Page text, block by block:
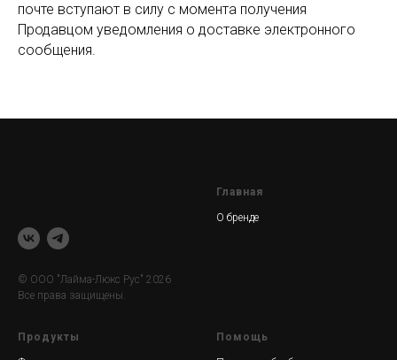
почте вступают в силу с момента получения
Продавцом уведомления о доставке электронного
сообщения.
© ООО "Лайма-Люкс Рус" 2026
Все права защищены.
Главная
О бренде
Продукты Помощь